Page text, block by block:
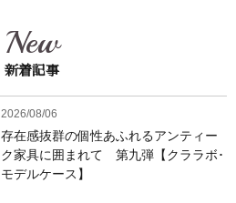
New
新着記事
2026/08/06
存在感抜群の個性あふれるアンティー
ク家具に囲まれて 第九弾【クララボ･
モデルケース】